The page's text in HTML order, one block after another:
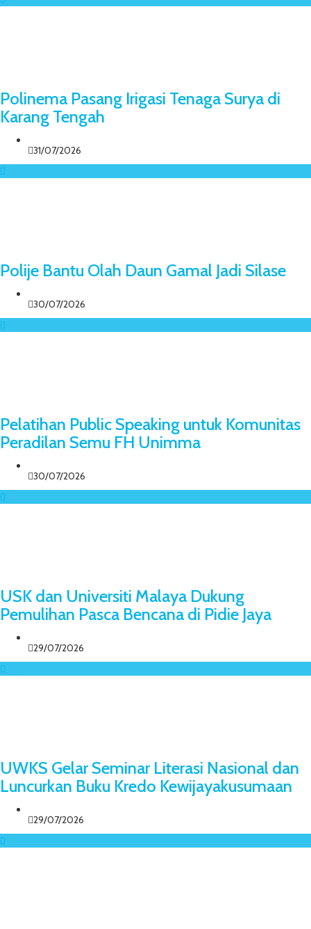
Polinema Pasang Irigasi Tenaga Surya di
Karang Tengah
31/07/2026
Polije Bantu Olah Daun Gamal Jadi Silase
30/07/2026
Pelatihan Public Speaking untuk Komunitas
Peradilan Semu FH Unimma
30/07/2026
USK dan Universiti Malaya Dukung
Pemulihan Pasca Bencana di Pidie Jaya
29/07/2026
UWKS Gelar Seminar Literasi Nasional dan
Luncurkan Buku Kredo Kewijayakusumaan
29/07/2026